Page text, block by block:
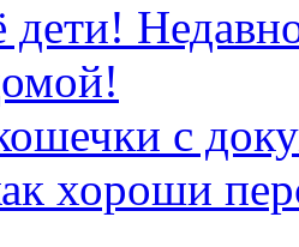
с
хороши